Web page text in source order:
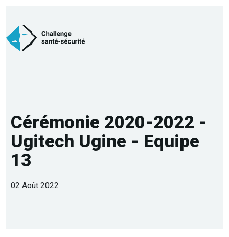
Cérémonie 2020-2022 -
Ugitech Ugine - Equipe
13
02 Août 2022